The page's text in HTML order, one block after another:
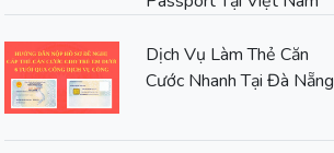
Dịch Vụ Làm Thẻ Căn
Cước Nhanh Tại Đà Nẵng